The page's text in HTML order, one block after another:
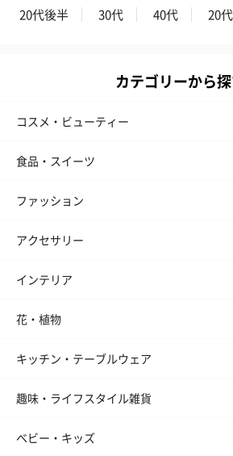
※20歳未満の方への酒類の販売はいたしま
プレミアムビール イネ
お酒にぴったりのおつまみ・サプリを同梱
20代後半 30代 40代 20
カテゴリーから
コスメ・ビューティー
食品・スイーツ
ファッション
アクセサリー
インテリア
花・植物
キッチン・テーブルウェア
趣味・ライフスタイル雑貨
ベビー・キッズ